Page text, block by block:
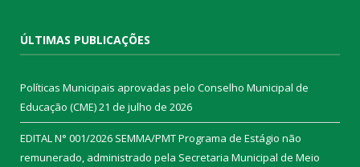
ÚLTIMAS PUBLICAÇÕES
Políticas Municipais aprovadas pelo Conselho Municipal de
Educação (CME)21 de julho de 2026
EDITAL N° 001/2026 SEMMA/PMT Programa de Estágio não
remunerado, administrado pela Secretaria Municipal de Meio